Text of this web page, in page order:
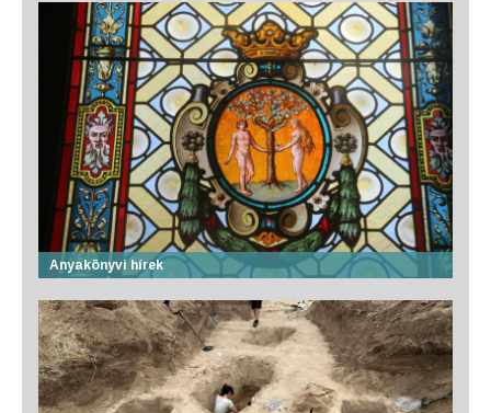
Anyakönyvi hírek